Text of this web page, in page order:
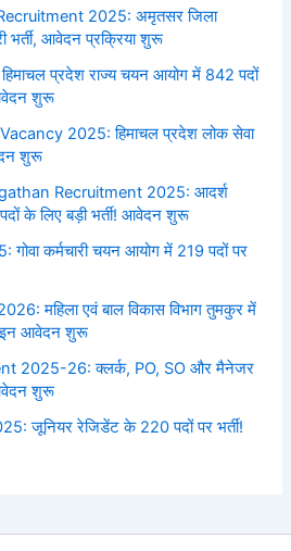
2025: अमृतसर जिला
भर्ती, आवेदन प्रक्रिया शुरू
प्रदेश राज्य चयन आयोग में 842 पदों
शुरू
2025: हिमाचल प्रदेश लोक सेवा
शुरू
Recruitment 2025: आदर्श
के लिए बड़ी भर्ती! आवेदन शुरू
कर्मचारी चयन आयोग में 219 पदों पर
महिला एवं बाल विकास विभाग तुमकुर में
आवेदन शुरू
2025-26: क्लर्क, PO, SO और मैनेजर
शुरू
जूनियर रेजिडेंट के 220 पदों पर भर्ती!